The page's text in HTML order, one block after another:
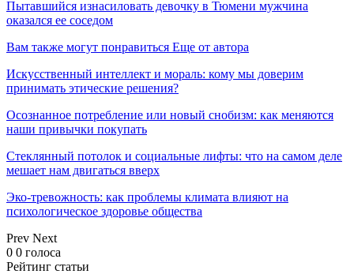
Пытавшийся изнасиловать девочку в Тюмени мужчина
оказался ее соседом
Вам также могут понравиться Еще от автора
Искусственный интеллект и мораль: кому мы доверим
принимать этические решения?
Осознанное потребление или новый снобизм: как меняются
наши привычки покупать
Стеклянный потолок и социальные лифты: что на самом деле
мешает нам двигаться вверх
Эко-тревожность: как проблемы климата влияют на
психологическое здоровье общества
Prev Next
0 0 голоса
Рейтинг статьи